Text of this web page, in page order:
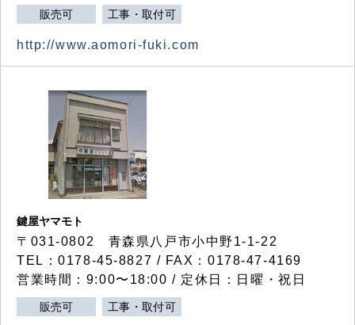
販売可 工事・取付可
http://www.aomori-fuki.com
鍵屋ヤマモト
〒031-0802 青森県八戸市小中野1-1-22
TEL：0178-45-8827 / FAX：0178-47-4169
営業時間：9:00〜18:00 / 定休日：日曜・祝日
販売可 工事・取付可